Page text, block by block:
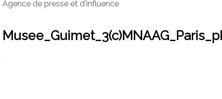
Agence de presse et d'influence